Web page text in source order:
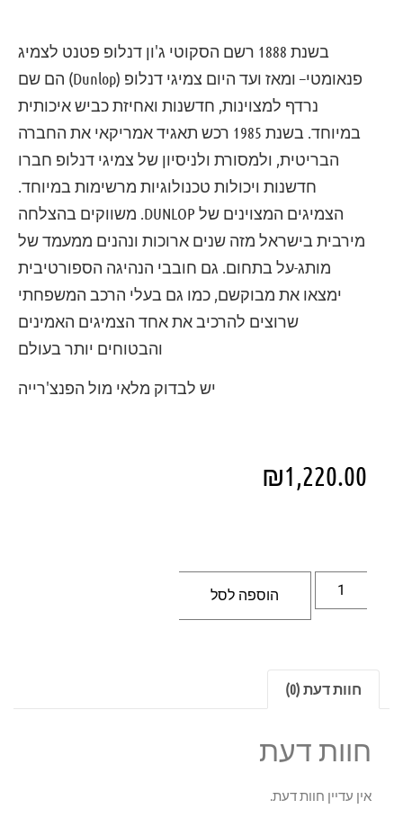
בשנת 1888 רשם הסקוטי ג'ון דנלופ פטנט לצמיג
פנאומטי– ומאז ועד היום צמיגי דנלופ (Dunlop) הם שם
נרדף למצוינות, חדשנות ואחיזת כביש איכותית
במיוחד. בשנת 1985 רכש תאגיד אמריקאי את החברה
הבריטית, ולמסורת ולניסיון של צמיגי דנלופ חברו
חדשנות ויכולות טכנולוגיות מרשימות במיוחד.
הצמיגים המצוינים של DUNLOP. משווקים בהצלחה
מירבית בישראל מזה שנים ארוכות ונהנים ממעמד של
מותג-על בתחום. גם חובבי הנהיגה הספורטיבית
ימצאו את מבוקשם, כמו גם בעלי הרכב המשפחתי
שרוצים להרכיב את אחד הצמיגים האמינים
והבטוחים יותר בעולם
יש לבדוק מלאי מול הפנצ'רייה
₪1,220.00
הוספה לסל
חוות דעת (0)
חוות דעת
אין עדיין חוות דעת.